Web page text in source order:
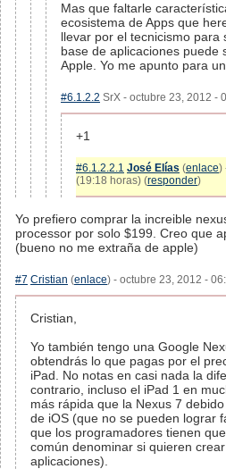
Mas que faltarle
ecosistema de Apps que
llevar por el tecnicismo para
base de aplicaciones puede
Apple. Yo me apunto para
#6.1.2.2 SrX - octubre 23, 2012 -
+1
#6.1.2.2.1 José Elías (enlace)
(19:18 horas) (responder)
Yo prefiero comprar la increible
processor por solo $199. Creo que
(bueno no me extraña de apple)
#7 Cristian (enlace) - octubre 23, 2012 -
Cristian,
Yo también tengo una Google
obtendrás lo que pagas por el
iPad. No notas en casi nada la
contrario, incluso el iPad 1 en
más rápida que la Nexus 7
de iOS (que no se pueden lograr
que los programadores tienen
común denominar si quieren
aplicaciones).